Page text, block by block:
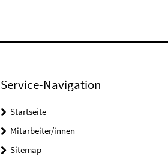
Service-Navigation
Startseite
Mitarbeiter/innen
Sitemap